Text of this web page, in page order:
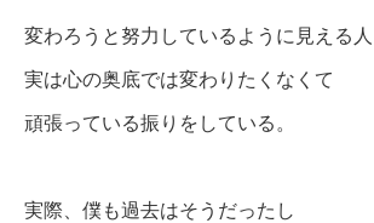
変わろうと努力しているように見える人
実は心の奥底では変わりたくなくて
頑張っている振りをしている。
実際、僕も過去はそうだったし